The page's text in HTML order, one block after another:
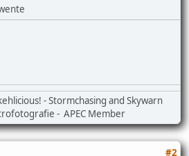
- Stormchasing and Skywarn
- APEC Member
#2